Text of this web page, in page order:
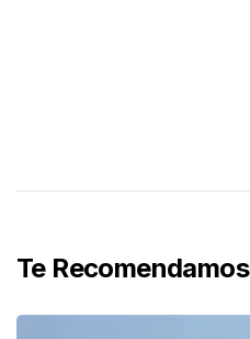
Te Recomendamos